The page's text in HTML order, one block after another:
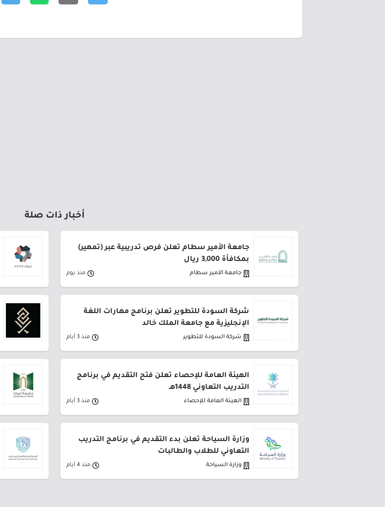
أخبار ذات صلة
جامعة الأمير سطام تعلن فرص تدريبية عبر (تمهير)
بمكافأة 3,000 ريال
جامعة الأمير سطام منذ يوم
شركة السودة للتطوير تعلن برنامج مهارات اللغة
الإنجليزية مع جامعة الملك خالد
شركة السودة للتطوير منذ 3 أيام
الهيئة العامة للإحصاء تعلن فتح التقديم في برنامج
التدريب التعاوني 1448هـ
الهيئة العامة للإحصاء منذ 3 أيام
وزارة السياحة تعلن بدء التقديم في برنامج التدريب
التعاوني للطلاب والطالبات
وزارة السياحة منذ 4 أيام